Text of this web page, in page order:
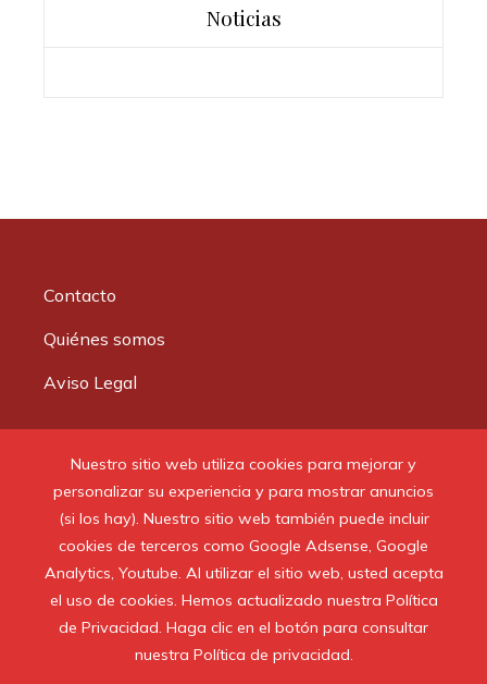
Nuestro sitio web utiliza cookies para mejorar y
personalizar su experiencia y para mostrar anuncios
(si los hay). Nuestro sitio web también puede incluir
cookies de terceros como Google Adsense, Google
Analytics, Youtube. Al utilizar el sitio web, usted acepta
el uso de cookies. Hemos actualizado nuestra Política
de Privacidad. Haga clic en el botón para consultar
nuestra Política de privacidad.
Noticias
Contacto
Quiénes somos
Aviso Legal
© 2020 Todos los derechos reservados.